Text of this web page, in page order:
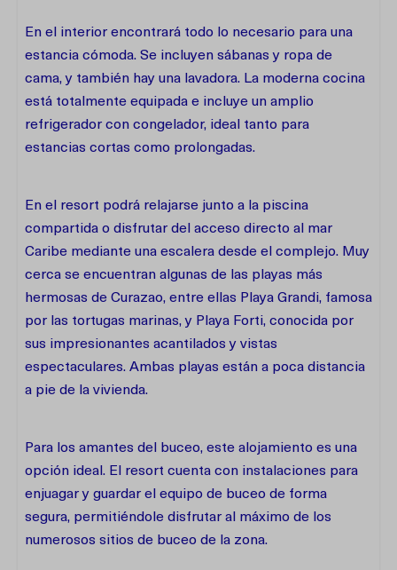
En el interior encontrará todo lo necesario para una
estancia cómoda. Se incluyen sábanas y ropa de
cama, y también hay una lavadora. La moderna cocina
está totalmente equipada e incluye un amplio
refrigerador con congelador, ideal tanto para
estancias cortas como prolongadas.
En el resort podrá relajarse junto a la piscina
compartida o disfrutar del acceso directo al mar
Caribe mediante una escalera desde el complejo. Muy
cerca se encuentran algunas de las playas más
hermosas de Curazao, entre ellas Playa Grandi, famosa
por las tortugas marinas, y Playa Forti, conocida por
sus impresionantes acantilados y vistas
espectaculares. Ambas playas están a poca distancia
a pie de la vivienda.
Para los amantes del buceo, este alojamiento es una
opción ideal. El resort cuenta con instalaciones para
enjuagar y guardar el equipo de buceo de forma
segura, permitiéndole disfrutar al máximo de los
numerosos sitios de buceo de la zona.